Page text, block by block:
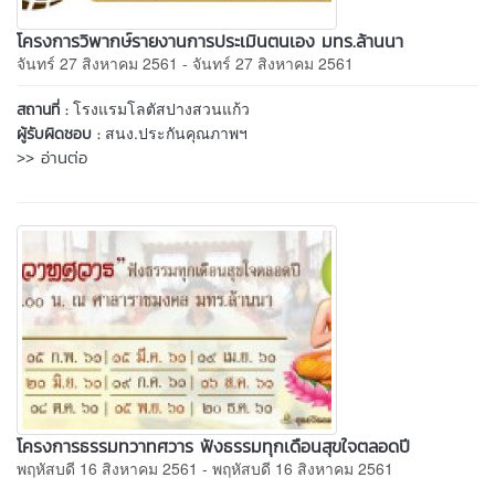
โครงการวิพากษ์รายงานการประเมินตนเอง มทร.ล้านนา
จันทร์ 27 สิงหาคม 2561 - จันทร์ 27 สิงหาคม 2561
สถานที่ : โรงแรมโลตัสปางสวนแก้ว
ผู้รับผิดชอบ : สนง.ประกันคุณภาพฯ
>> อ่านต่อ
โครงการธรรมทวาทศวาร ฟังธรรมทุกเดือนสุขใจตลอดปี
พฤหัสบดี 16 สิงหาคม 2561 - พฤหัสบดี 16 สิงหาคม 2561